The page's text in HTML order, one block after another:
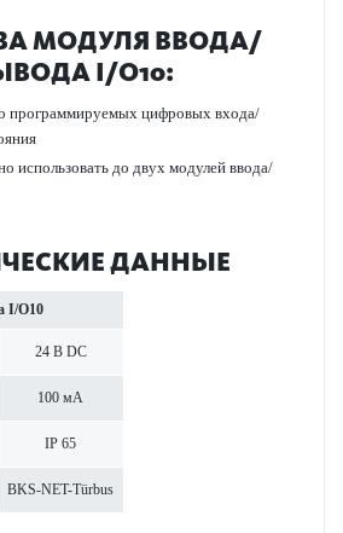
МОДУЛЯ ВВОДА/
I/O10:
программируемых цифр­овых входа/
исполь­зовать до двух модулей ввода/
ДАННЫЕ
I/O10
24 В DC
100 мА
IP 65
BKS-NET-Türbus